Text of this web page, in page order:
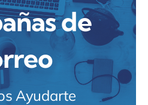
de
Ayudarte